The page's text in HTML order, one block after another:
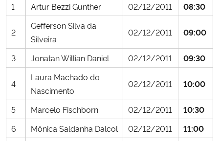
Controladoria-Geral da União
Secretaria-Geral
1
Artur Bezzi Gunther 02/12/2011 08:30
2
Gefferson Silva da
Silveira
02/12/2011 09:00
3 Jonatan Willian Daniel 02/12/2011 09:30
4
Laura Machado do
Nascimento
02/12/2011 10:00
5 Marcelo Fischborn 02/12/2011
10:30
6
Mônica Saldanha Dalcol 02/12/2011
11:00